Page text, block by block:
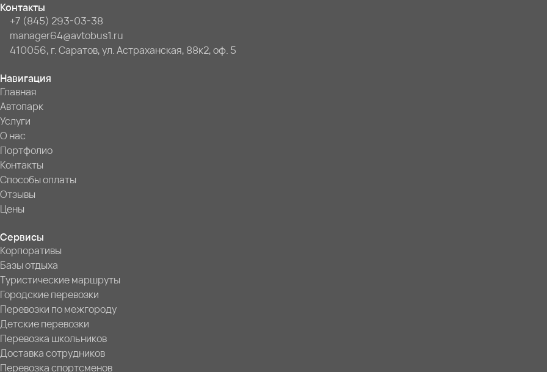
Контакты
+7 (845) 293-03-38
manager64@avtobus1.ru
410056, г. Саратов, ул. Астраханская, 88к2, оф. 5
Навигация
Главная
Автопарк
Услуги
О нас
Портфолио
Контакты
Способы оплаты
Отзывы
Цены
Сервисы
Корпоративы
Базы отдыха
Туристические маршруты
Городские перевозки
Перевозки по межгороду
Детские перевозки
Перевозка школьников
Доставка сотрудников
Перевозка спортсменов